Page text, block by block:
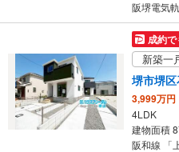
阪堺電気
成約
新築一
堺市堺
3,999万円
4LDK
建物面積
阪和線 「